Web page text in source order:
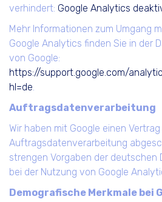
verhindert: Google Analytics
Mehr Informationen zum Umgang
Google Analytics finden Sie in der
von Google:
https://support.google.com/
hl=de.
Auftragsdatenverarbeitung
Wir haben mit Google einen
Auftragsdatenverarbeitung
strengen Vorgaben der deutschen
bei der Nutzung von Google
Demografische Merkmale bei